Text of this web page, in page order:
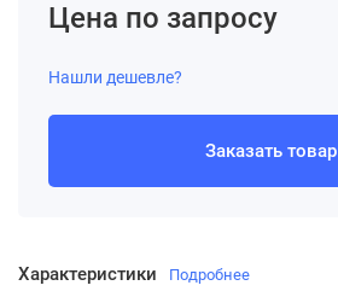
Характеристики Подробнее
Цена по запросу
Нашли дешевле?
Заказать товар